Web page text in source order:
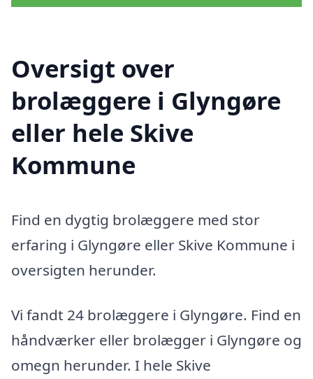
Oversigt over
brolæggere i Glyngøre
eller hele Skive
Kommune
Find en dygtig brolæggere med stor
erfaring i Glyngøre eller Skive Kommune i
oversigten herunder.
Vi fandt 24 brolæggere i Glyngøre. Find en
håndværker eller brolægger i Glyngøre og
omegn herunder. I hele Skive